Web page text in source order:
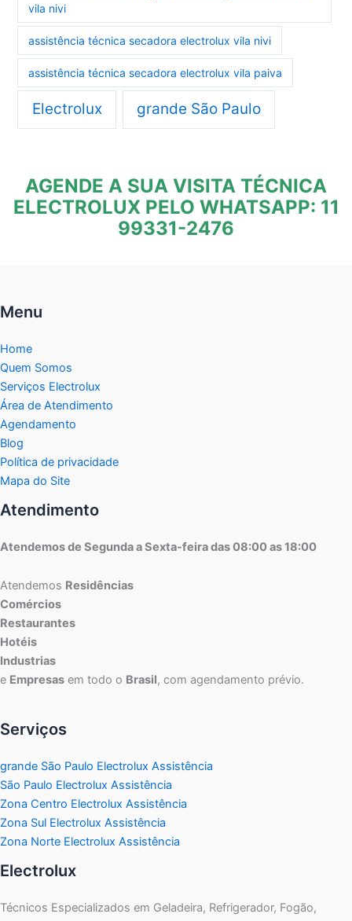
vila nivi
assistência técnica secadora electrolux vila nivi
assistência técnica secadora electrolux vila paiva
Electrolux grande São Paulo
AGENDE A SUA VISITA TÉCNICA
ELECTROLUX PELO WHATSAPP: 11
99331-2476
Menu
Home
Quem Somos
Serviços Electrolux
Área de Atendimento
Agendamento
Blog
Política de privacidade
Mapa do Site
Atendimento
Atendemos de Segunda a Sexta-feira das 08:00 as 18:00
Atendemos Residências
Comércios
Restaurantes
Hotéis
Industrias
e Empresas em todo o Brasil, com agendamento prévio.
Serviços
grande São Paulo Electrolux Assistência
São Paulo Electrolux Assistência
Zona Centro Electrolux Assistência
Zona Sul Electrolux Assistência
Zona Norte Electrolux Assistência
Electrolux
Técnicos Especializados em Geladeira, Refrigerador, Fogão,